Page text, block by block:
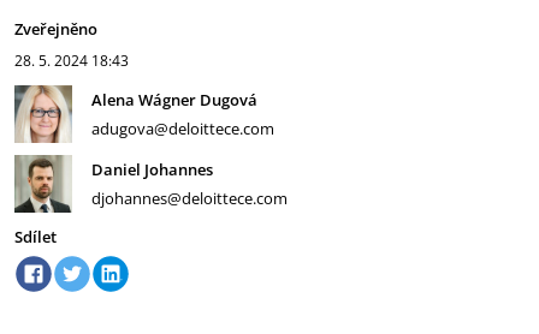
Zveřejněno
28. 5. 2024 18:43
Alena Wágner Dugová
adugova@deloittece.com
Daniel Johannes
djohannes@deloittece.com
Sdílet